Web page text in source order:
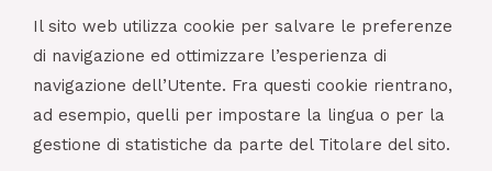
Il sito web utilizza cookie per salvare le preferenze
di navigazione ed ottimizzare l’esperienza di
navigazione dell’Utente. Fra questi cookie rientrano,
ad esempio, quelli per impostare la lingua o per la
gestione di statistiche da parte del Titolare del sito.